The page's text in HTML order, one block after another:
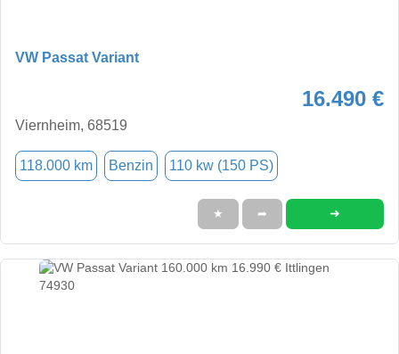
VW Passat Variant
16.490 €
Viernheim, 68519
118.000 km Benzin 110 kw (150 PS)
★ ➦ ➜